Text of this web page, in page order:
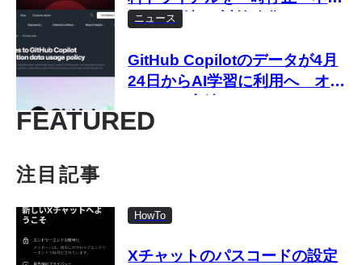
利用の増加で対策強化へ
ニュース
GitHub Copilotのデータが4月
24日からAI学習に利用へ オプ
FEATURED
注目記事
HowTo
Xチャットのパスコードの設定